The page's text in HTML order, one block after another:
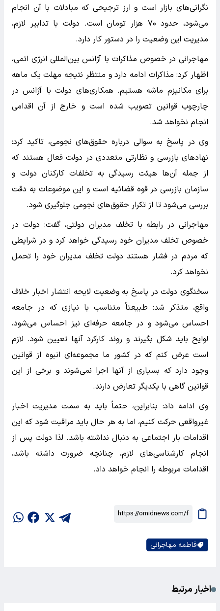
نگرانی‌های بازار است و ارز ترجیحی که مبادلات با آن انجام
می‌شود، حدود ۷۰ هزار تومان است. دولت با تدابیر لازم،
مدیریت این وضعیت را در دستور کار دارد.
مهاجرانی در خصوص مذاکرات با آژانس بین‌المللی انرژی اتمی،
اظهار کرد: مذاکرات ادامه دارد و منتظر نتیجه مهلت یک ماهه
برای مکانیزم ماشه هستیم. همکاری‌های دولت با آژانس در
چارچوب قوانین تصویب شده است و خارج از آن اقدامی
انجام نخواهد شد.
وی در پاسخ به سوالی درباره حقوق‌های نجومی، تاکید کرد:
نهادهای بازرسی و نظارتی متعددی در دولت فعال هستند که
از جمله آن‌ها هیئت رسیدگی به تخلفات کارکنان دولت و
سازمان بازرسی در قوه قضائیه است و این موضوعات به دقت
بررسی می‌شود تا از تکرار حقوق‌های نجومی جلوگیری شود.
مهاجرانی در رابطه با تخلف مدیران دولتی، گفت: دولت در
خصوص تخلف مدیران خود رسیدگی خواهد کرد و در شرایطی
که مردم در فشار هستند دولت تخلف مدیران خود را تحمل
نخواهد کرد.
سخنگوی دولت در پاسخ به وضعیت لایحه انتشار اخبار خلاف
واقع، متذکر شد: طبیعتاً متناسب با نیازی که در جامعه
احساس می‌شود و در جامعه حرفه‌ای نیز احساس می‌شود،
لوایح باید شکل بگیرند و روند کارکرد آنها تعیین شود. لازم
است عرض کنم که در کشور ما مجموعه‌ای انبوه از قوانین
وجود دارد که بسیاری از آنها اجرا نمی‌شوند و برخی از این
قوانین گاهی با یکدیگر تعارض دارند.
وی ادامه داد: بنابراین، حتماً باید به سمت مدیریت اخبار
غیرواقعی حرکت کنیم، اما به هر حال باید مراقبت شود که این
اقدامات بار اجتماعی به دنبال نداشته باشد. لذا دولت پس از
انجام کارشناسی‌های لازم، چنانچه ضرورت داشته باشد،
اقدامات مربوطه را انجام خواهد داد.
فاطمه مهاجرانی
اخبار مرتبط